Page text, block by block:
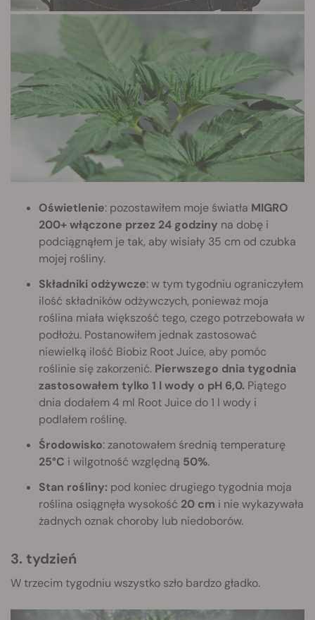
Oświetlenie: pozostawiłem moje światła MIGRO
200+ włączone przez 24 godziny na dobę i
podciągnąłem je tak, aby wisiały 35 cm od czubka
mojej rośliny.
Składniki odżywcze: w tym tygodniu ograniczyłem
ilość składników odżywczych, ponieważ moja
roślina miała większość tego, czego potrzebowała w
podłożu. Postanowiłem jednak zastosować
niewielką ilość Biobiz Root Juice, aby pomóc
roślinie się zakorzenić. Pierwszego dnia tygodnia
zastosowałem tylko 1 l wody o pH 6,0. Piątego
dnia dodałem 4 ml Root Juice do 1 l wody i
podlałem roślinę.
Środowisko: zanotowałem średnią temperaturę
25°C i wilgotność względną 50%.
Stan rośliny: pod koniec drugiego tygodnia moja
roślina osiągnęła wysokość 20 cm i nie wykazywała
żadnych oznak choroby lub niedoborów.
3. tydzień
W trzecim tygodniu wszystko szło bardzo gładko.